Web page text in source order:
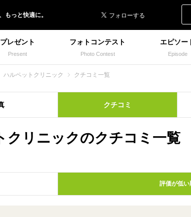
もっと快適に。
プレゼント
Present
フォトコンテスト
Photo Contest
エピソー
Episode
ハルペットクリニック クチコミ一覧
クチコミ
クリニックのクチコミ一覧
評価が低い